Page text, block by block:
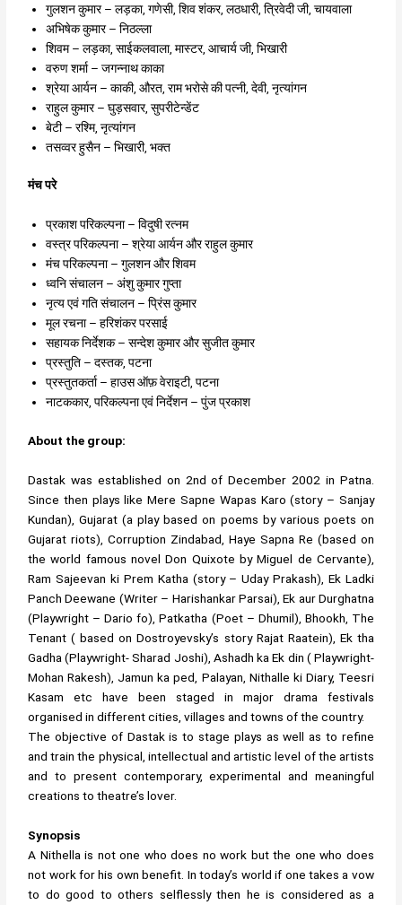
गुलशन कुमार – लड़का, गणेसी, शिव शंकर, लठधारी, त्रिवेदी जी, चायवाला
अभिषेक कुमार – निठल्ला
शिवम – लड़का, साईकलवाला, मास्टर, आचार्य जी, भिखारी
वरुण शर्मा – जगन्नाथ काका
श्रेया आर्यन – काकी, औरत, राम भरोसे की पत्नी, देवी, नृत्यांगन
राहुल कुमार – घुड़सवार, सुपरीटेन्डेंट
बेटी – रश्मि, नृत्यांगन
तसव्वर हुसैन – भिखारी, भक्त
मंच परे
प्रकाश परिकल्पना – विदुषी रत्नम
वस्त्र परिकल्पना – श्रेया आर्यन और राहुल कुमार
मंच परिकल्पना – गुलशन और शिवम
ध्वनि संचालन – अंशु कुमार गुप्ता
नृत्य एवं गति संचालन – प्रिंस कुमार
मूल रचना – हरिशंकर परसाई
सहायक निर्देशक – सन्देश कुमार और सुजीत कुमार
प्रस्तुति – दस्तक, पटना
प्रस्तुतकर्ता – हाउस ऑफ़ वेराइटी, पटना
नाटककार, परिकल्पना एवं निर्देशन – पुंज प्रकाश
About the group:
Dastak was established on 2nd of December 2002 in Patna.
Since then plays like Mere Sapne Wapas Karo (story – Sanjay
Kundan), Gujarat (a play based on poems by various poets on
Gujarat riots), Corruption Zindabad, Haye Sapna Re (based on
the world famous novel Don Quixote by Miguel de Cervante),
Ram Sajeevan ki Prem Katha (story – Uday Prakash), Ek Ladki
Panch Deewane (Writer – Harishankar Parsai), Ek aur Durghatna
(Playwright – Dario fo), Patkatha (Poet – Dhumil), Bhookh, The
Tenant ( based on Dostroyevsky’s story Rajat Raatein), Ek tha
Gadha (Playwright- Sharad Joshi), Ashadh ka Ek din ( Playwright-
Mohan Rakesh), Jamun ka ped, Palayan, Nithalle ki Diary, Teesri
Kasam etc have been staged in major drama festivals
organised in different cities, villages and towns of the country.
The objective of Dastak is to stage plays as well as to refine
and train the physical, intellectual and artistic level of the artists
and to present contemporary, experimental and meaningful
creations to theatre’s lover.
Synopsis
A Nithella is not one who does no work but the one who does
not work for his own benefit. In today’s world if one takes a vow
to do good to others selflessly then he is considered as a